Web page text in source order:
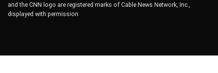
and the CNN logo are registered marks of Cable News Network, Inc.,
displayed with permission